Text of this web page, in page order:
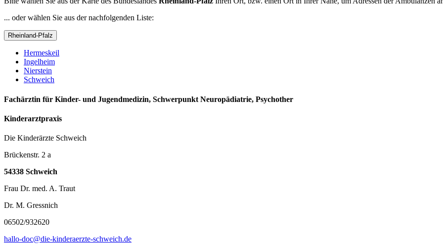
... oder wählen Sie aus der nachfolgenden Liste:
Rheinland-Pfalz
Hermeskeil
Ingelheim
Nierstein
Schweich
Fachärztin für Kinder- und Jugendmedizin, Schwerpunkt Neuropädiatrie, Psychother
Kinderarztpraxis
Die Kinderärzte Schweich
Brückenstr. 2 a
54338 Schweich
Frau Dr. med. A. Traut
Dr. M. Gressnich
06502/932620
hallo-doc@die-kinderaerzte-schweich.de